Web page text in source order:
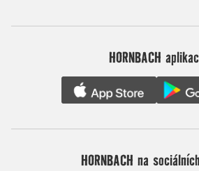
HORNBACH
HORNBACH na